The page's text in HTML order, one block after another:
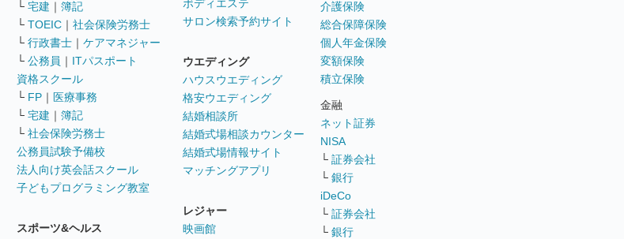
└ 宅建 ｜ 簿記
└ TOEIC ｜ 社会保険労務士
└ 行政書士 ｜ ケアマネジャー
└ 公務員 ｜ ITパスポート
資格スクール
└ FP ｜ 医療事務
└ 宅建 ｜ 簿記
└ 社会保険労務士
公務員試験予備校
法人向け英会話スクール
子どもプログラミング教室
スポーツ&ヘルス
ボディエステ
サロン検索予約サイト
ウエディング
ハウスウエディング
格安ウエディング
結婚相談所
結婚式場相談カウンター
結婚式場情報サイト
マッチングアプリ
レジャー
映画館
介護保険
総合保障保険
個人年金保険
変額保険
積立保険
金融
ネット証券
NISA
└ 証券会社
└ 銀行
iDeCo
└ 証券会社
└ 銀行